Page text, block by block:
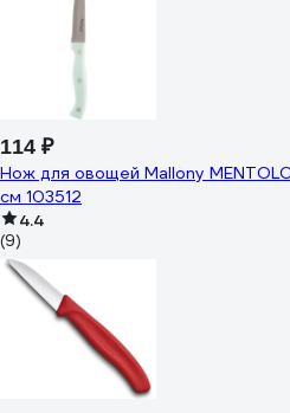
114 ₽
Нож для овощей Mallony
см 103512
4.4
(9)